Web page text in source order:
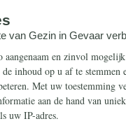
in de strijd
geen enkel belangrijk